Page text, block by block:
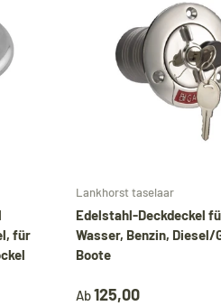
für
Lankhorst taselaar
Edelstahl-Deckdeckel
Wasser, Benzin, Diesel/
Boote
Ab125,00
artikelen vanaf 24
products will continue to be